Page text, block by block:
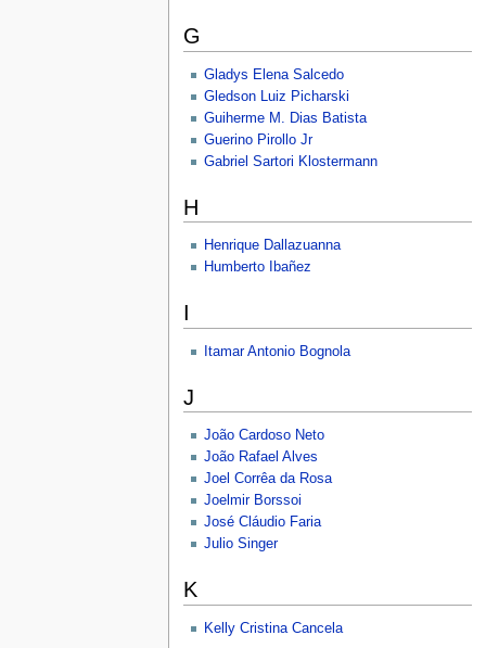
G
Gladys Elena Salcedo
Gledson Luiz Picharski
Guiherme M. Dias Batista
Guerino Pirollo Jr
Gabriel Sartori Klostermann
H
Henrique Dallazuanna
Humberto Ibañez
I
Itamar Antonio Bognola
J
João Cardoso Neto
João Rafael Alves
Joel Corrêa da Rosa
Joelmir Borssoi
José Cláudio Faria
Julio Singer
K
Kelly Cristina Cancela